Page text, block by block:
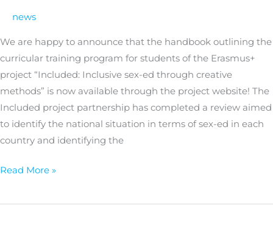
news
We are happy to announce that the handbook outlining the
curricular training program for students of the Erasmus+
project “Included: Inclusive sex-ed through creative
methods” is now available through the project website! The
Included project partnership has completed a review aimed
to identify the national situation in terms of sex-ed in each
country and identifying the
Empowering
Read More »